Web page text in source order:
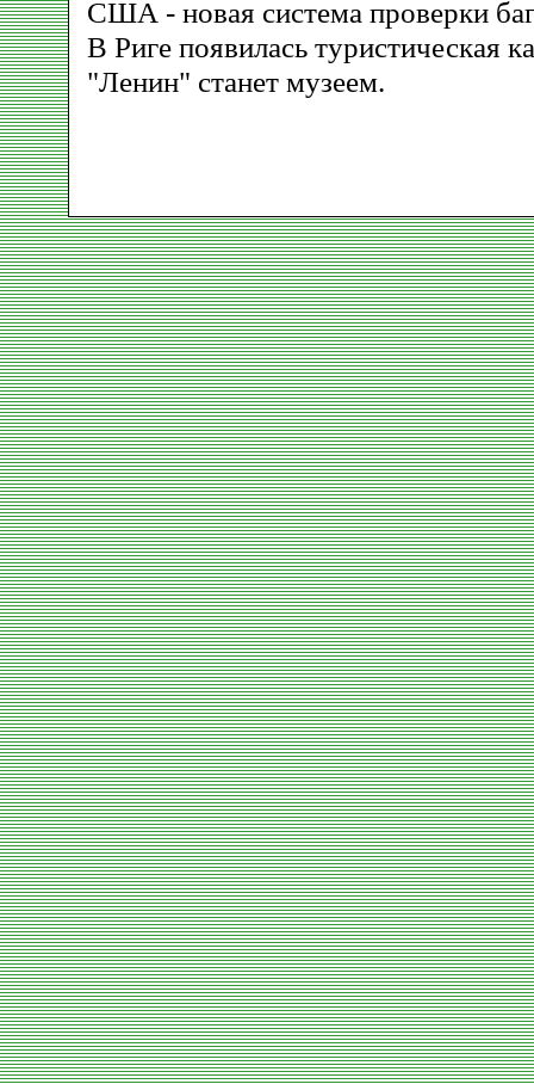
США - новая система проверки
В Риге появилась туристическая
"Ленин" станет музеем.